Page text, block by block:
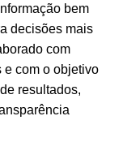
bem
decisões mais
com
e com o objetivo
resultados,